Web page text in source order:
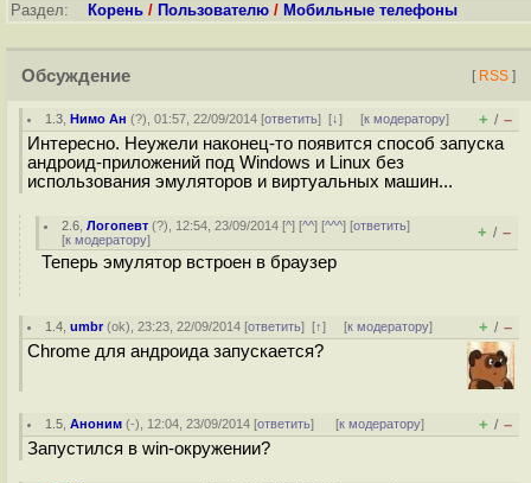
Раздел: Корень / Пользователю / Мобильные телефоны
Обсуждение [ RSS ]
1.3 ,Нимо Ан (?), 01:57, 22/09/2014 [ответить][↓] [к модератору] + / –
Интересно. Неужели наконец-то появится способ запуска
андроид-приложений под Windows и Linux без
использования эмуляторов и виртуальных машин...
2.6 ,Логопевт (?), 12:54, 23/09/2014 [^] [^^] [^^^] [ответить]
[к модератору] + / –
Теперь эмулятор встроен в браузер
1.4 ,umbr(ok), 23:23, 22/09/2014 [ответить][↑] [к модератору] + / –
Chrome для андроида запускается?
1.5 ,Аноним (-), 12:04, 23/09/2014 [ответить] [к модератору] + / –
Запустился в win-окружении?